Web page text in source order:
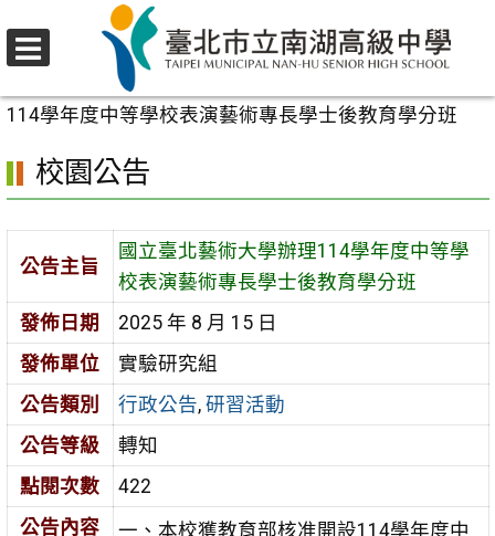
至
要
區
校園公告
114學年度中等學校表演藝術專長學士後教育學分班
校園公告
公告主旨
國立臺北藝術大學辦理114學年度中等學
校表演藝術專長學士後教育學分班
發佈日期
2025 年 8 月 15 日
發佈單位
實驗研究組
公告類別
行政公告, 研習活動
公告等級
轉知
點閱次數
422
公告內容
一、本校獲教育部核准開設114學年度中
選
單